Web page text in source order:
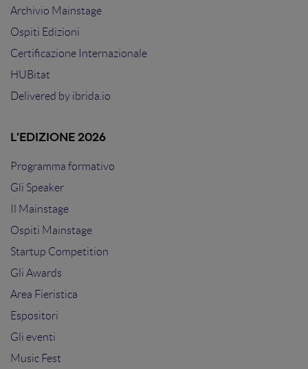
Archivio Mainstage
Ospiti Edizioni
Certificazione Internazionale
HUBitat
Delivered by ibrida.io
L'EDIZIONE 2026
Programma formativo
Gli Speaker
Il Mainstage
Ospiti Mainstage
Startup Competition
Gli Awards
Area Fieristica
Espositori
Gli eventi
Music Fest